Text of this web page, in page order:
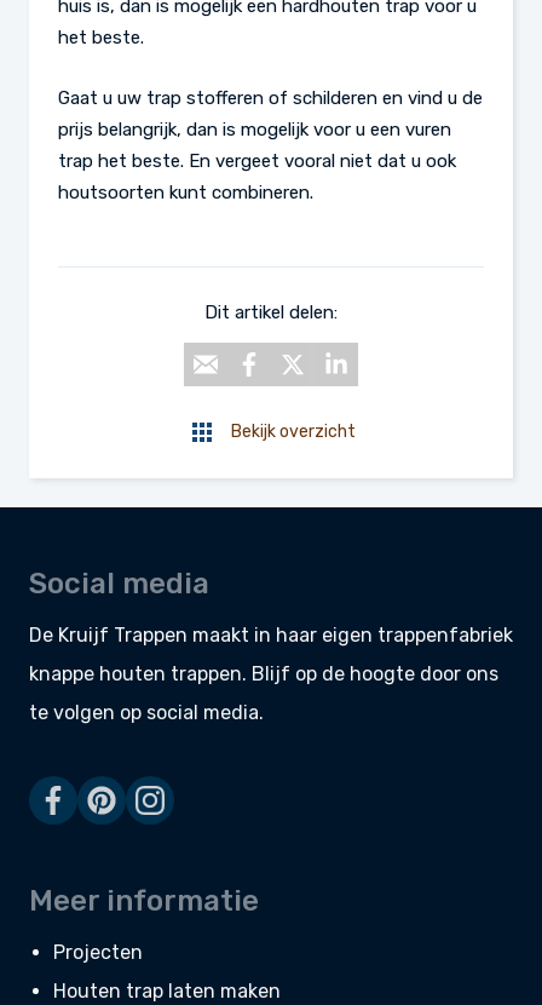
huis is, dan is mogelijk een hardhouten trap voor u
het beste.
Gaat u uw trap stofferen of schilderen en vind u de
prijs belangrijk, dan is mogelijk voor u een vuren
trap het beste. En vergeet vooral niet dat u ook
houtsoorten kunt combineren.
Dit artikel delen:
Bekijk overzicht
Social media
De Kruijf Trappen maakt in haar eigen trappenfabriek
knappe houten trappen. Blijf op de hoogte door ons
te volgen op social media.
Meer informatie
Projecten
Houten trap laten maken